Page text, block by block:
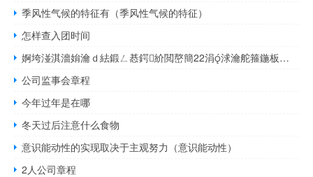
季风性气候的特征有（季风性气候的特征）
怎样查入团时间
婀垮湴淇濇姢瀹ｄ紶鍛ㄥ惎鍔紒閲嶅簡22涓浗瀹舵箍鍦板叕鍥個浣犱竴鍚屽畧鎶わ紒 到底什么情况嘞
公司监事会章程
今年过年是在哪
冬天过后注意什么食物
意识能动性的实现取决于主观努力（意识能动性）
2人公司章程